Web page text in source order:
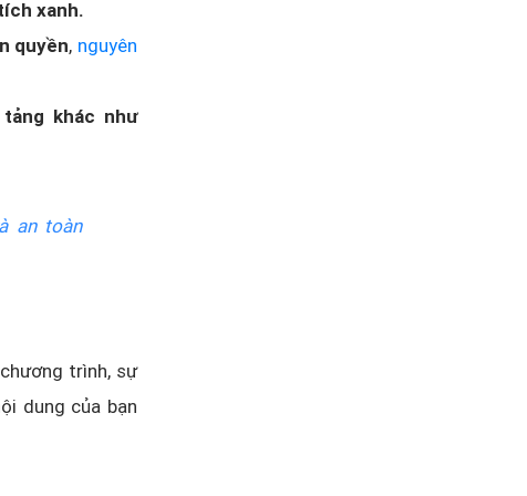
xanh.
quyền, nguyên
khác như
an toàn
trình, sự
dung của bạn